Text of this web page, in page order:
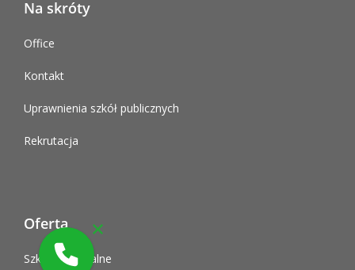
Na skróty
Office
Kontakt
Uprawnienia szkół publicznych
Rekrutacja
Oferta
Szkoły policealne